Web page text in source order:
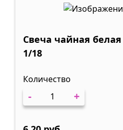
Свеча чайная
1/18
Количество
- +